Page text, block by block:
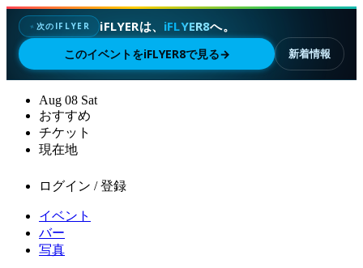
✦次のIFLYER iFLYERは、 iFLYER8へ。
このイベントをiFLYER8で見る→ 新着情報
Aug 08 Sat
おすすめ
チケット
現在地
ログイン / 登録
イベント
バー
写真